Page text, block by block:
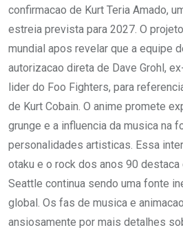
confirmacao de Kurt Teria Amado,
estreia prevista para 2027. O
mundial apos revelar que a equipe
autorizacao direta de Dave Grohl,
lider do Foo Fighters, para
de Kurt Cobain. O anime promete
grunge e a influencia da musica na
personalidades artisticas. Essa
otaku e o rock dos anos 90
Seattle continua sendo uma fonte
global. Os fas de musica e
ansiosamente por mais detalhes